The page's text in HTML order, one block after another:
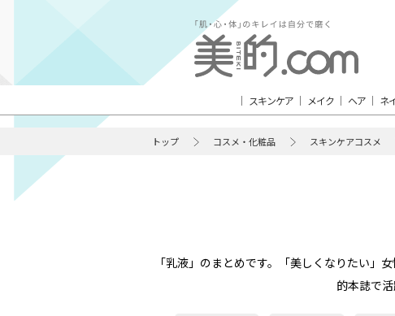
スキンケア メイク ヘア ネ
トップ コスメ・化粧品 スキンケアコスメ
「乳液」のまとめです。「美しくなりたい」
的本誌で